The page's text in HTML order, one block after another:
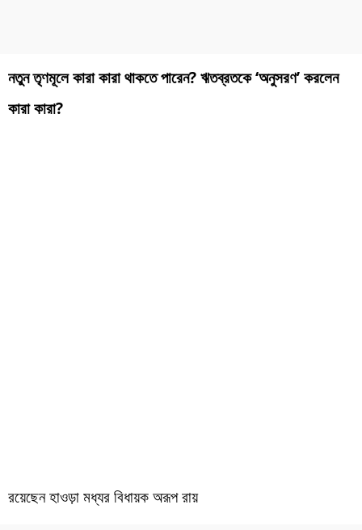
নতুন তৃণমূলে কারা কারা থাকতে পারেন? ঋতব্রতকে ‘অনুসরণ’ করলেন
কারা কারা?
রয়েছেন হাওড়া মধ্যর বিধায়ক অরূপ রায়